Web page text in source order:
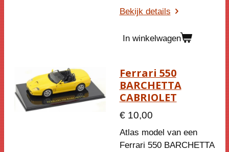
Bekijk details
In winkelwagen
Ferrari 550
BARCHETTA
CABRIOLET
€ 10,00
Atlas model van een
Ferrari 550 BARCHETTA